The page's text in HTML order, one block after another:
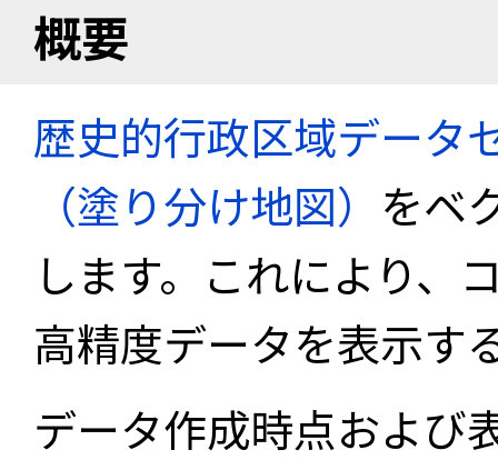
概要
歴史的行政区域データ
（塗り分け地図） をベ
します。これにより、
高精度データを表示す
データ作成時点および